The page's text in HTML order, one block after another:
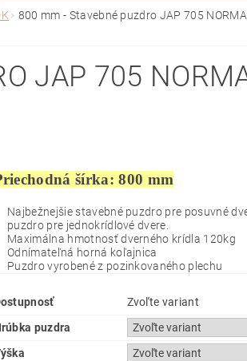
PODKROVNÉ
NA STIAHNUTIE
VIDEONÁVODY
800 mm - Stavebné puzdro JAP 705
JAP 705
šírka: 800 mm
Najbežnejšie stavebné puzdro pre posuvné
puzdro pre jednokrídlové dvere.
Maximálna hmotnosť dverného krídla 120kg
Odnímateľná horná koľajnica
Puzdro vyrobené z pozinkovaného plechu
Zvoľte variant
puzdra